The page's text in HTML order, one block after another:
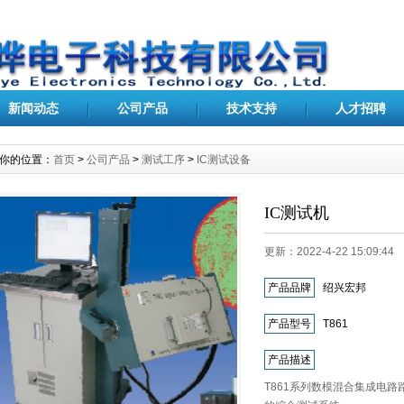
新闻动态 公司产品 技术支持 人才招聘
你的位置： 首页 > 公司产品 > 测试工序 > IC测试设备
IC测试机
更新：2022-4-22
产品品牌 绍兴宏邦
产品型号 T861
产品描述
T861系列数模混合集成电路